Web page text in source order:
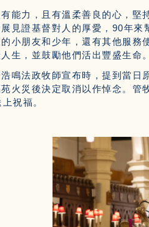
能力，且有溫柔善良的心，
見證基督對人的厚愛，90年
小朋友和少年，還有其他服
生，並鼓勵他們活出豐盛生命
鳴法政牧師宣布時，提到當
火災後決定取消以作悼念。
祝福。